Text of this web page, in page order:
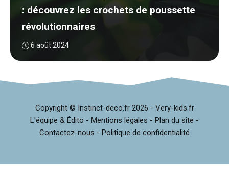
: découvrez les crochets de poussette
révolutionnaires
6 août 2024
Copyright © Instinct-deco.fr 2026 - Very-kids.fr
L'équipe & Édito - Mentions légales - Plan du site -
Contactez-nous - Politique de confidentialité